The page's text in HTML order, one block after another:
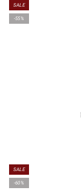
SALE
-55%
SALE
-60%